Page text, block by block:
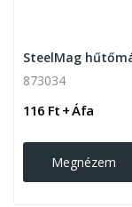
873034
116 Ft + Áfa
Megnézem